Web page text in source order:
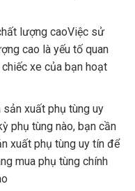
lượng caoViệc sử
cao là yếu tố quan
xe của bạn hoạt
sản xuất phụ tùng uy
phụ tùng nào, bạn cần
xuất phụ tùng uy tín để
mua phụ tùng chính